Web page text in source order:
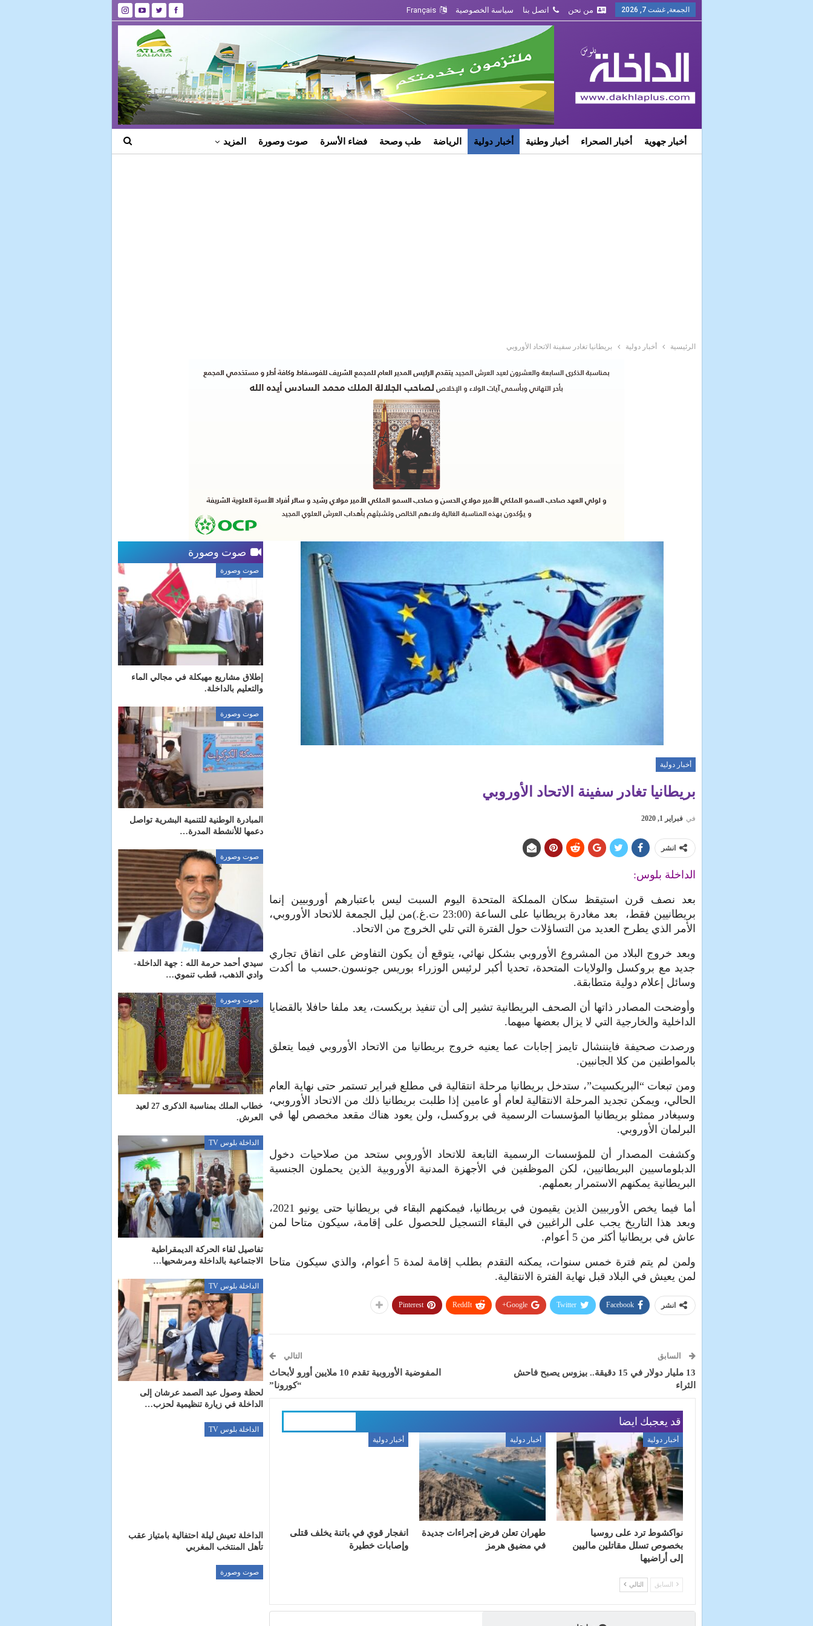
الجمعة, غشت 7, 2026 من نحن اتصل بنا سياسة الخصوصية Français
أخبار جهوية أخبار الصحراء أخبار وطنية أخبار دولية الرياضة طب وصحة فضاء الأسرة صوت وصورة المزيد
الرئيسية أخبار دولية بريطانيا تغادر سفينة الاتحاد الأوروبي
أخبار دولية
بريطانيا تغادر سفينة الاتحاد الأوروبي
في فبراير 1, 2020
انشر
الداخلة بلوس:
بعد نصف قرن استيقظ سكان المملكة المتحدة اليوم السبت ليس باعتبارهم أوروبيين إنما
بريطانيين فقط، بعد مغادرة بريطانيا على الساعة (23:00 ت.غ.)من ليل الجمعة للاتحاد الأوروبي،
الأمر الذي يطرح العديد من التساؤلات حول الفترة التي تلي الخروج من الاتحاد.
وبعد خروج البلاد من المشروع الأوروبي بشكل نهائي، يتوقع أن يكون التفاوض على اتفاق تجاري
جديد مع بروكسل والولايات المتحدة، تحديا أكبر لرئيس الوزراء بوريس جونسون.حسب ما أكدت
وسائل إعلام دولية متطابقة.
وأوضحت المصادر ذاتها أن الصحف البريطانية تشير إلى أن تنفيذ بريكست، يعد ملفا حافلا بالقضايا
الداخلية والخارجية التي لا يزال بعضها مبهما.
ورصدت صحيفة فايننشال تايمز إجابات عما يعنيه خروج بريطانيا من الاتحاد الأوروبي فيما يتعلق
بالمواطنين من كلا الجانبين.
ومن تبعات “البريكسيت”، ستدخل بريطانيا مرحلة انتقالية في مطلع فبراير تستمر حتى نهاية العام
الحالي، ويمكن تجديد المرحلة الانتقالية لعام أو عامين إذا طلبت بريطانيا ذلك من الاتحاد الأوروبي،
وسيغادر ممثلو بريطانيا المؤسسات الرسمية في بروكسل، ولن يعود هناك مقعد مخصص لها في
البرلمان الأوروبي.
وكشفت المصدار أن للمؤسسات الرسمية التابعة للاتحاد الأوروبي ستحد من صلاحيات دخول
الدبلوماسيين البريطانيين، لكن الموظفين في الأجهزة المدنية الأوروبية الذين يحملون الجنسية
البريطانية يمكنهم الاستمرار بعملهم.
أما فيما يخص الأوربيين الذين يقيمون في بريطانيا، فيمكنهم البقاء في بريطانيا حتى يونيو 2021،
وبعد هذا التاريخ يجب على الراغبين في البقاء التسجيل للحصول على إقامة، سيكون متاحا لمن
عاش في بريطانيا أكثر من 5 أعوام.
ولمن لم يتم فترة خمس سنوات، يمكنه التقدم بطلب إقامة لمدة 5 أعوام، والذي سيكون متاحا
لمن يعيش في البلاد قبل نهاية الفترة الانتقالية.
انشر Facebook
Twitter
Google+
ReddIt
Pinterest
السابق
13 مليار دولار في 15 دقيقة.. بيزوس يصبح فاحش
الثراء
التالي
المفوضية الأوروبية تقدم 10 ملايين أورو لأبحاث
“كورونا”
قد يعجبك ايضا
أخبار دولية
نواكشوط ترد على روسيا
بخصوص تسلل مقاتلين ماليين
إلى أراضيها
أخبار دولية
طهران تعلن فرض إجراءات جديدة
في مضيق هرمز
أخبار دولية
انفجار قوي في باتنة يخلف قتلى
وإصابات خطيرة
السابق التالي
صوت وصورة
صوت وصورة
إطلاق مشاريع مهيكلة في مجالي الماء
والتعليم بالداخلة.
صوت وصورة
المبادرة الوطنية للتنمية البشرية تواصل
دعمها للأنشطة المدرة…
صوت وصورة
سيدي أحمد حرمة الله : جهة الداخلة-
وادي الذهب، قطب تنموي…
صوت وصورة
خطاب الملك بمناسبة الذكرى 27 لعيد
العرش.
الداخلة بلوس TV
تفاصيل لقاء الحركة الديمقراطية
الاجتماعية بالداخلة ومرشحيها…
الداخلة بلوس TV
لحظة وصول عبد الصمد عرشان إلى
الداخلة في زيارة تنظيمية لحزب…
الداخلة بلوس TV
الداخلة تعيش ليلة احتفالية بامتياز عقب
تأهل المنتخب المغربي
صوت وصورة